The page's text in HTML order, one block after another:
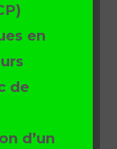
en
de
d’un